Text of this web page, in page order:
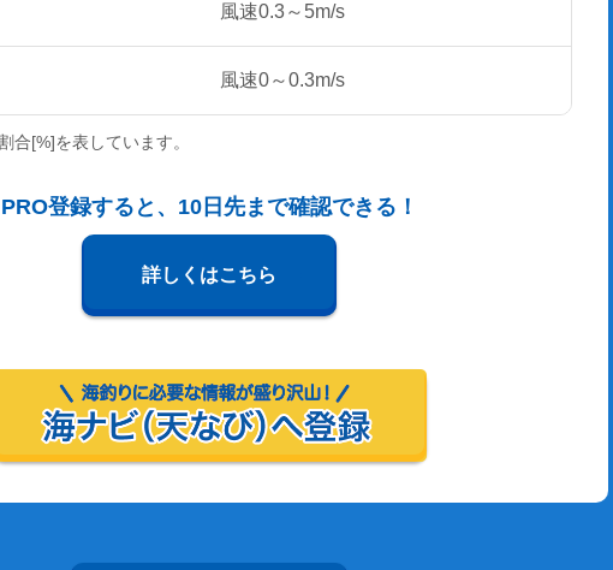
風速0.3～5m/s
風速0～0.3m/s
合[%]を表しています。
PRO登録すると、10日先まで確認できる！
詳しくはこちら